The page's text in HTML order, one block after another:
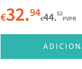
€32.94€44.52
PVPR